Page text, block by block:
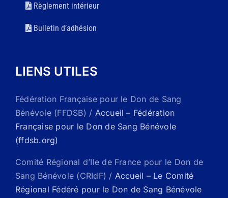
Règlement intérieur
Bulletin d’adhésion
LIENS UTILES
Fédération Française pour le Don de Sang
Bénévole (FFDSB) / Accueil – Fédération
Française pour le Don de Sang Bénévole
(ffdsb.org)
Comité Régional d’Ile de France pour le Don de
Sang Bénévole (CRIdF) / Accueil – Le Comité
Régional Fédéré pour le Don de Sang Bénévole